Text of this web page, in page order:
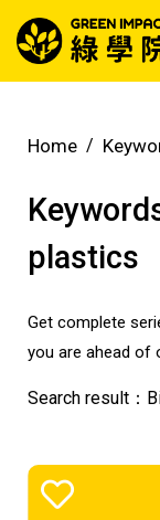
Home
plastics
Get complete
you are ahead of
Search result：